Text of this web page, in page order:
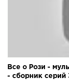
Все о Рози -
- сборник серий